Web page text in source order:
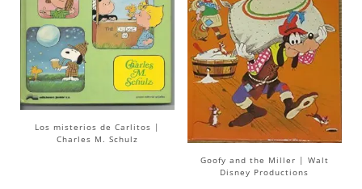
Los misterios de Carlitos |
Charles M. Schulz
Goofy and the Miller | Walt
Disney Productions